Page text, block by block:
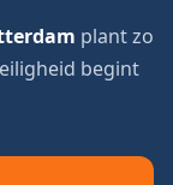
plant zo
begint